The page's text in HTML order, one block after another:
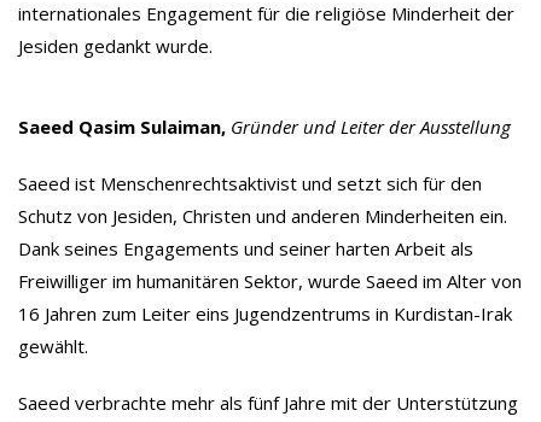
internationales Engagement für die religiöse Minderheit der
Jesiden gedankt wurde.
Saeed Qasim Sulaiman, Gründer und Leiter der Ausstellung
Saeed ist Menschenrechtsaktivist und setzt sich für den
Schutz von Jesiden, Christen und anderen Minderheiten ein.
Dank seines Engagements und seiner harten Arbeit als
Freiwilliger im humanitären Sektor, wurde Saeed im Alter von
16 Jahren zum Leiter eins Jugendzentrums in Kurdistan-Irak
gewählt.
Saeed verbrachte mehr als fünf Jahre mit der Unterstützung